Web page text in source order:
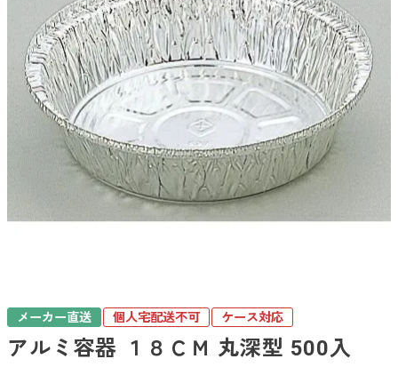
メーカー直送 個人宅配送不可 ケース対応
アルミ容器 １８ＣＭ 丸深型 500入